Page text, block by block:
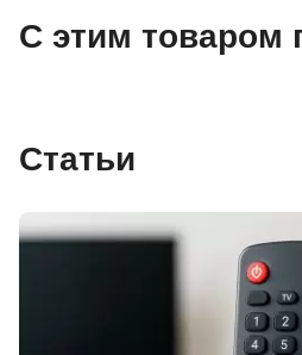
С этим товаром
Статьи